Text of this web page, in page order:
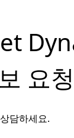
요
담하세요.